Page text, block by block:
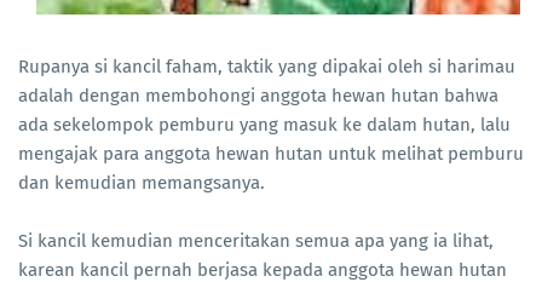
Rupanya si kancil faham, taktik yang dipakai oleh si harimau
adalah dengan membohongi anggota hewan hutan bahwa
ada sekelompok pemburu yang masuk ke dalam hutan, lalu
mengajak para anggota hewan hutan untuk melihat pemburu
dan kemudian memangsanya.
Si kancil kemudian menceritakan semua apa yang ia lihat,
karean kancil pernah berjasa kepada anggota hewan hutan